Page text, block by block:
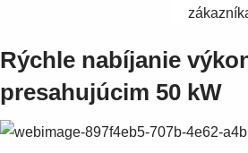
Rýchle nabíjanie
presahujúcim 50 kW